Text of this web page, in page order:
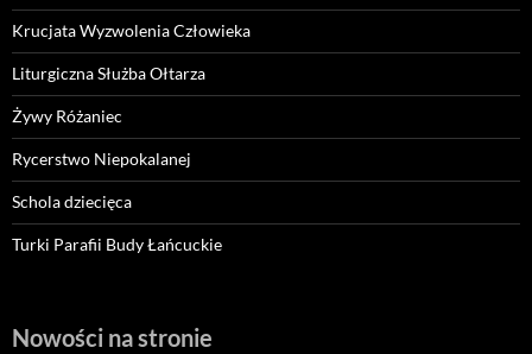
Krucjata Wyzwolenia Człowieka
Liturgiczna Służba Ołtarza
Żywy Różaniec
Rycerstwo Niepokalanej
Schola dziecięca
Turki Parafii Budy Łańcuckie
Nowości na stronie